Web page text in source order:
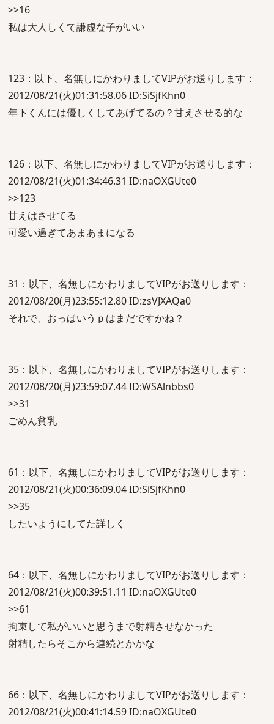
>>16
私は大人しくて謙虚な子がいい
123：以下、名無しにかわりましてVIPがお送りします：
2012/08/21(火)01:31:58.06 ID:SiSjfKhn0
年下くんには優しくしてあげてるの？甘えさせる的な
126：以下、名無しにかわりましてVIPがお送りします：
2012/08/21(火)01:34:46.31 ID:naOXGUte0
>>123
甘えはさせてる
可愛い過ぎてあまあまになる
31：以下、名無しにかわりましてVIPがお送りします：
2012/08/20(月)23:55:12.80 ID:zsVJXAQa0
それで、おっぱいうｐはまだですかね？
35：以下、名無しにかわりましてVIPがお送りします：
2012/08/20(月)23:59:07.44 ID:WSAlnbbs0
>>31
ごめん貧乳
61：以下、名無しにかわりましてVIPがお送りします：
2012/08/21(火)00:36:09.04 ID:SiSjfKhn0
>>35
したいようにしてた詳しく
64：以下、名無しにかわりましてVIPがお送りします：
2012/08/21(火)00:39:51.11 ID:naOXGUte0
>>61
拘束して私がいいと思うまで射精させなかった
射精したらそこから連続とかかな
66：以下、名無しにかわりましてVIPがお送りします：
2012/08/21(火)00:41:14.59 ID:naOXGUte0